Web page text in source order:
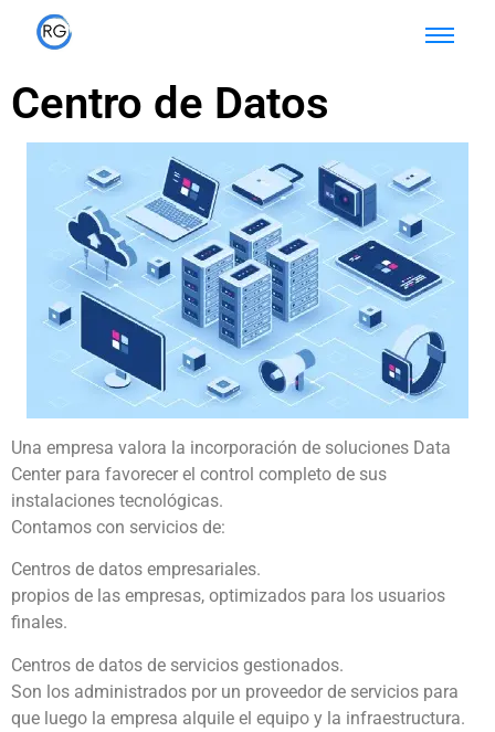
Centro de Datos
Una empresa valora la incorporación de soluciones Data
Center para favorecer el control completo de sus
instalaciones tecnológicas.
Contamos con servicios de:
Centros de datos empresariales.
propios de las empresas, optimizados para los usuarios
finales.
Centros de datos de servicios gestionados.
Son los administrados por un proveedor de servicios para
que luego la empresa alquile el equipo y la infraestructura.